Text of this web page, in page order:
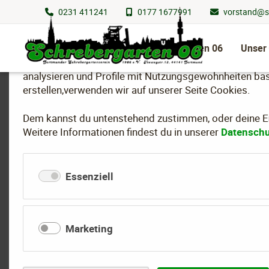
Wir nutzen Cookies
Um essenzielle Funktionen dieser Webseite
analysieren und Profile mit Nutzungsgewohnheiten
erstellen,verwenden wir auf unserer Seite Cookies.
Dem kannst du untenstehend zustimmen, oder deine
Weitere Informationen findest du in unserer
Essenziell
Marketing
0231 411241 0177 1677991
Schrebergarten 06
Navigation
überspringen
Gartenhygiene
Eine gute Gartenhygiene ist entscheidend für
befallene Pflanzenteile und Schaderreger rechtzeitig
effektiv vor. Auch der Umgang mit
Sprühfleckenkrankheit
spielen eine wichtige Rolle im